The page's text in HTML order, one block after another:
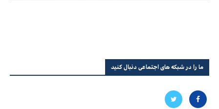
ما را در شبکه های اجتماعی دنبال کنید